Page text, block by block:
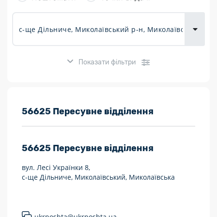
Показати фільтри
Розклад роботи:
Працюють після 19:00
Працюють у вихідні
Укрпошта Експрес/тариф «Пріоритетний»
56625 Пересувне відділення
56625 Пересувне відділення
вул. Лесі Українки 8,
с-ще Дільниче, Миколаївський, Миколаївська